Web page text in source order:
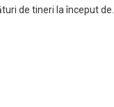
de tineri la început